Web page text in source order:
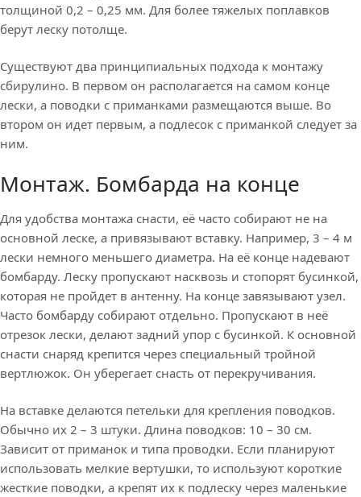
толщиной 0,2 – 0,25 мм. Для более тяжелых поплавков
берут леску потолще.
Существуют два принципиальных подхода к монтажу
сбирулино. В первом он располагается на самом конце
лески, а поводки с приманками размещаются выше. Во
втором он идет первым, а подлесок с приманкой следует за
ним.
Монтаж. Бомбарда на конце
Для удобства монтажа снасти, её часто собирают не на
основной леске, а привязывают вставку. Например, 3 – 4 м
лески немного меньшего диаметра. На её конце надевают
бомбарду. Леску пропускают насквозь и стопорят бусинкой,
которая не пройдет в антенну. На конце завязывают узел.
Часто бомбарду собирают отдельно. Пропускают в неё
отрезок лески, делают задний упор с бусинкой. К основной
снасти снаряд крепится через специальный тройной
вертлюжок. Он уберегает снасть от перекручивания.
На вставке делаются петельки для крепления поводков.
Обычно их 2 – 3 штуки. Длина поводков: 10 – 30 см.
Зависит от приманок и типа проводки. Если планируют
использовать мелкие вертушки, то используют короткие
жесткие поводки, а крепят их к подлеску через маленькие